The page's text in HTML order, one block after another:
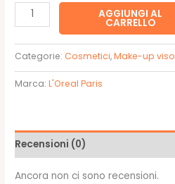
14,90€.11,90€.
Infaillible
more
than
concelear
326
L'Oreal
Paris
AGGIUNGI AL
CARRELLO
Categorie:Cosmetici,Make-up viso
Marca:L'Oreal Paris
Recensioni (0)
Ancora non ci sono recensioni.